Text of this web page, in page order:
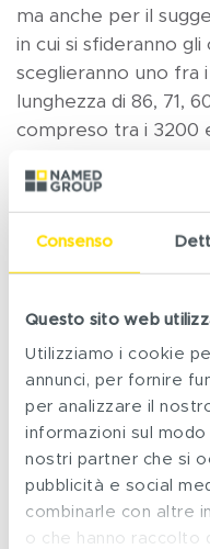
Consenso
Questo sito web
Utilizziamo i cookie
annunci, per fornire
per analizzare il
informazioni sul
nostri partner che si
pubblicità e social
combinarle con altre
o che hanno raccolto
ma anche per il
in cui si sfideranno
sceglieranno uno fra
lunghezza di 86, 71,
compreso tra i 3200
sarà presente per
moltitudine di biker